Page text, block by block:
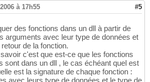
à 17h55 #5
des fonctions dans un dll à partir de
arguments avec leur type de données et
de la fonction.
c'est que est-ce que les fonctions
sont dans un dll , le cas échéant quel est
est la signature de chaque fonction :